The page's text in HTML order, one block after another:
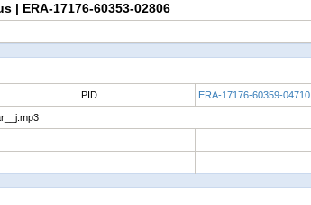
| ERA-17176-60353-02806
PID ERA-17176-60359-04710